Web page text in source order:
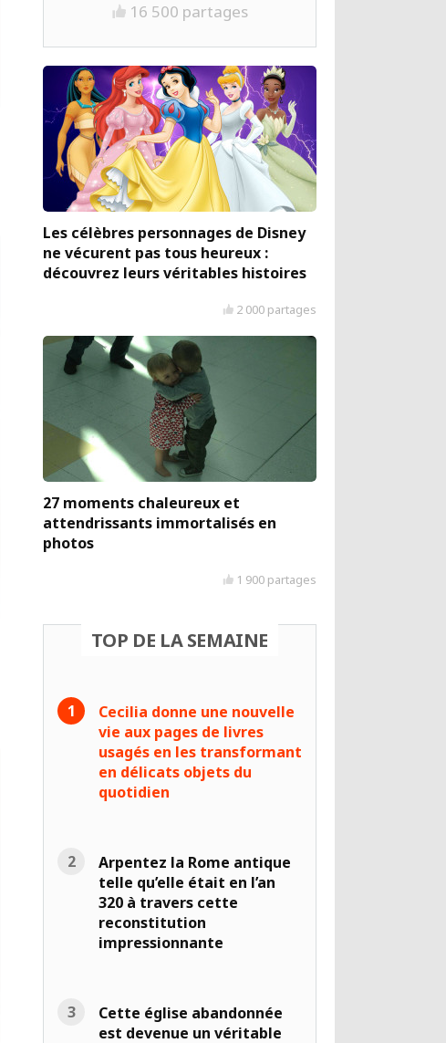
16 500 partages
Les célèbres personnages de Disney
ne vécurent pas tous heureux :
découvrez leurs véritables histoires
2 000 partages
27 moments chaleureux et
attendrissants immortalisés en
photos
1 900 partages
TOP DE LA SEMAINE
Cecilia donne une nouvelle
vie aux pages de livres
usagés en les transformant
en délicats objets du
quotidien
Arpentez la Rome antique
telle qu’elle était en l’an
320 à travers cette
reconstitution
impressionnante
Cette église abandonnée
est devenue un véritable